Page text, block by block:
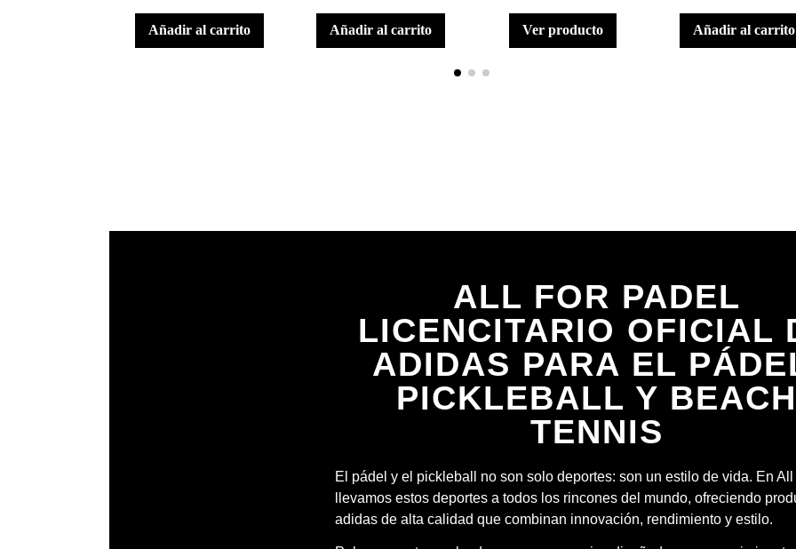
añadir al carrito añadir al carrito ver producto añadir al carrito
ALL FOR PADEL
LICENCITARIO OFICIAL
ADIDAS PARA EL
PICKLEBALL Y BEACH
TENNIS
El pádel y el pickleball no son solo deportes: son un estilo de vida. En All
llevamos estos deportes a todos los rincones del mundo, ofreciendo
adidas de alta calidad que combinan innovación, rendimiento y estilo.